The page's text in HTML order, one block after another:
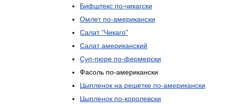
Бифштекс по-чикагски
Омлет по-американски
Салат"Чикаго"
Салат американский
Суп-пюре по-фермерски
Фасоль по-американски
Цыпленок на решетке по-американски
Цыпленок по-королевски